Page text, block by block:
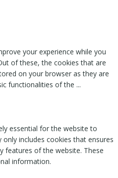
your experience while you
of these, the cookies that are
on your browser as they are
functionalities of the ...
essential for the website to
includes cookies that ensures
features of the website. These
information.